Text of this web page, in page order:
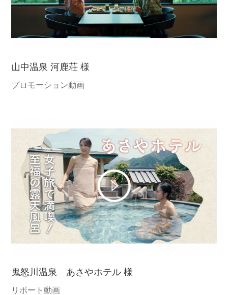
山中温泉 河鹿荘 様
プロモーション動画
鬼怒川温泉 あさやホテル 様
リポート動画